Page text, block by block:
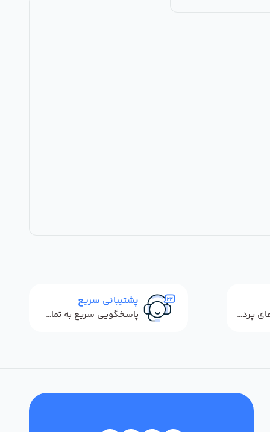
استفاده از روش‌های پرداخت امن
پشتیبانی سریع
پاسخگویی سریع به تماس‌ها و پیام‌ها